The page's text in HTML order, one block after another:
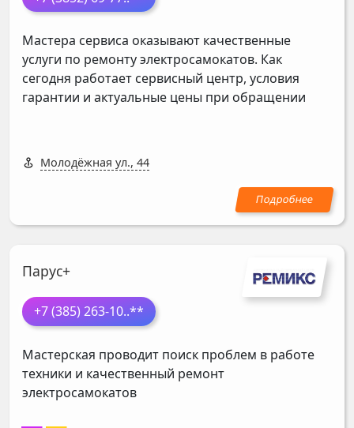
Мастера сервиса оказывают качественные
услуги по ремонту электросамокатов. Как
сегодня работает сервисный центр, условия
гарантии и актуальные цены при обращении
Молодёжная ул., 44
Парус+
+7 (385) 263-10..**
Мастерская проводит поиск проблем в работе
техники и качественный ремонт
электросамокатов